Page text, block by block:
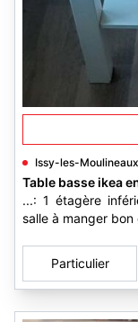
Issy-les-
Table basse ikea
...: 1 étagère
salle à manger
Particulier